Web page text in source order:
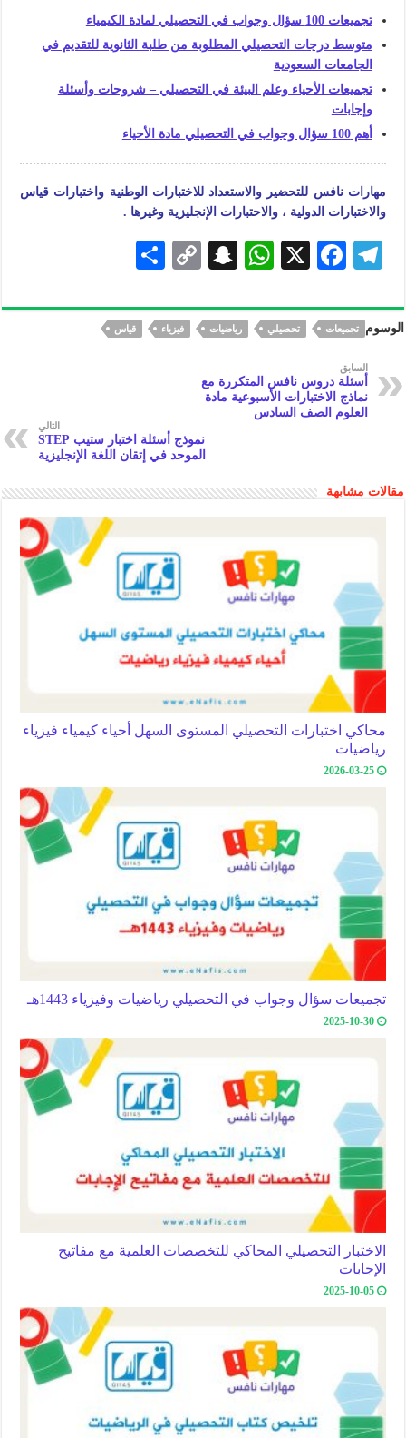
تجميعات 100 سؤال وجواب في التحصيلي لمادة الكيمياء
متوسط درجات التحصيلي المطلوبة من طلبة الثانوية للتقديم في
الجامعات السعودية
تجميعات الأحياء وعلم البيئة في التحصيلي – شروحات وأسئلة
وإجابات
أهم 100 سؤال وجواب في التحصيلي مادة الأحياء
مهارات نافس للتحضير والاستعداد للاختبارات الوطنية واختبارات قياس
والاختبارات الدولية ، والاحتبارات الإنجليزية وغيرها .
Te
gr
a
m
F
eb
oo
X
W
at
s
A
p
S
a
pc
at
C
p
y
k
ar
e
الوسوم تجميعات تحصيلي رياضيات فيزياء قياس
السابق
أسئلة دروس نافس المتكررة مع
نماذج الاختبارات الأسبوعية مادة
العلوم الصف السادس
التالي
نموذج أسئلة اختبار ستيب STEP
الموحد في إتقان اللغة الإنجليزية
مقالات مشابهة
محاكي اختبارات التحصيلي المستوى السهل أحياء كيمياء فيزياء
رياضيات
2026-03-25
تجميعات سؤال وجواب في التحصيلي رياضيات وفيزياء 1443هـ
2025-10-30
الاختبار التحصيلي المحاكي للتخصصات العلمية مع مفاتيح
الإجابات
2025-10-05